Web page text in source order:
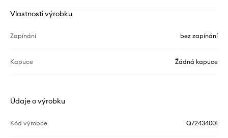
Vlastnosti výrobku
Zapínání bez zapínání
Kapuce Žádná kapuce
Údaje o výrobku
Kód výrobce Q72434001